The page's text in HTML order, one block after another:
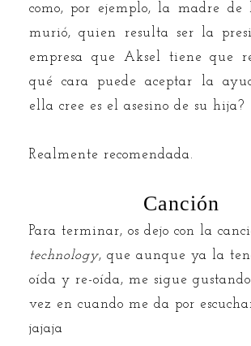
como, por ejemplo, la madre de
murió, quien resulta ser la
empresa que Aksel tiene que
qué cara puede aceptar la
ella cree es el asesino de su hija?
Realmente recomendada.
Canción
Para terminar, os dejo con la
technology, que aunque ya la
oída y re-oída, me sigue
vez en cuando me da por
jajaja